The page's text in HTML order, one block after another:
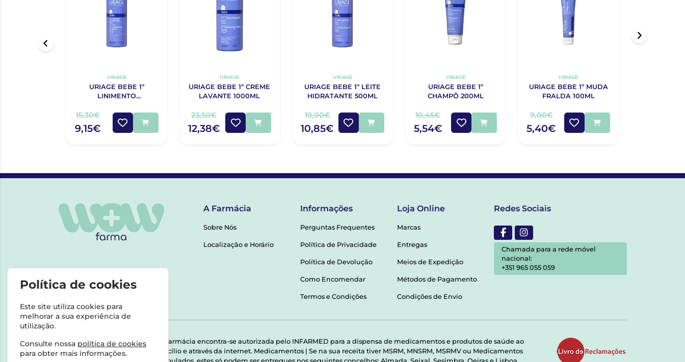
URIAGE
URIAGE BEBE 1º
LINIMENTO
15,30€
9,15€
URIAGE
URIAGE BEBE 1º CREME
LAVANTE 1000ML
23,50€
12,38€
URIAGE
URIAGE BEBE 1º LEITE
HIDRATANTE 500ML
19,00€
10,85€
URIAGE
URIAGE BEBE 1º
CHAMPÔ 200ML
10,45€
5,54€
URIAGE
URIAGE BEBE 1º MUDA
FRALDA 100ML
9,00€
5,40€
A Farmácia
Sobre Nós
Localização e Horário
Informações
Perguntas Frequentes
Política de Privacidade
Política de Devolução
Como Encomendar
Termos e Condições
Loja Online
Marcas
Entregas
Meios de Expedição
Métodos de Pagamento
Condições de Envio
Redes Sociais
Chamada para a rede móvel
nacional:
+351 965 055 059
Esta farmácia encontra-se autorizada pelo INFARMED para a dispensa de medicamentos e produtos de saúde ao
domicílio e através da internet. Medicamentos | Se na sua receita tiver MSRM, MNSRM, MSRMV ou Medicamentos
Política de cookies
Este site utiliza cookies para
melhorar a sua experiência de
utilização.
Consulte nossa política de cookies
para obter mais informações.